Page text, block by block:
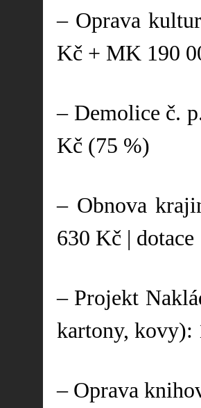
– Oprava
Kč + MK 190
– Demolice č.
Kč (75 %)
– Obnova
630 Kč |
– Projekt
kartony, kovy):
– Oprava